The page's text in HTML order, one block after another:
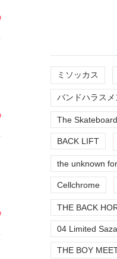
ミソッカス
バンドハラスメ
The
BACK LIFT
the unknown
Cellchrome
THE BACK
04 Limited
THE BOY